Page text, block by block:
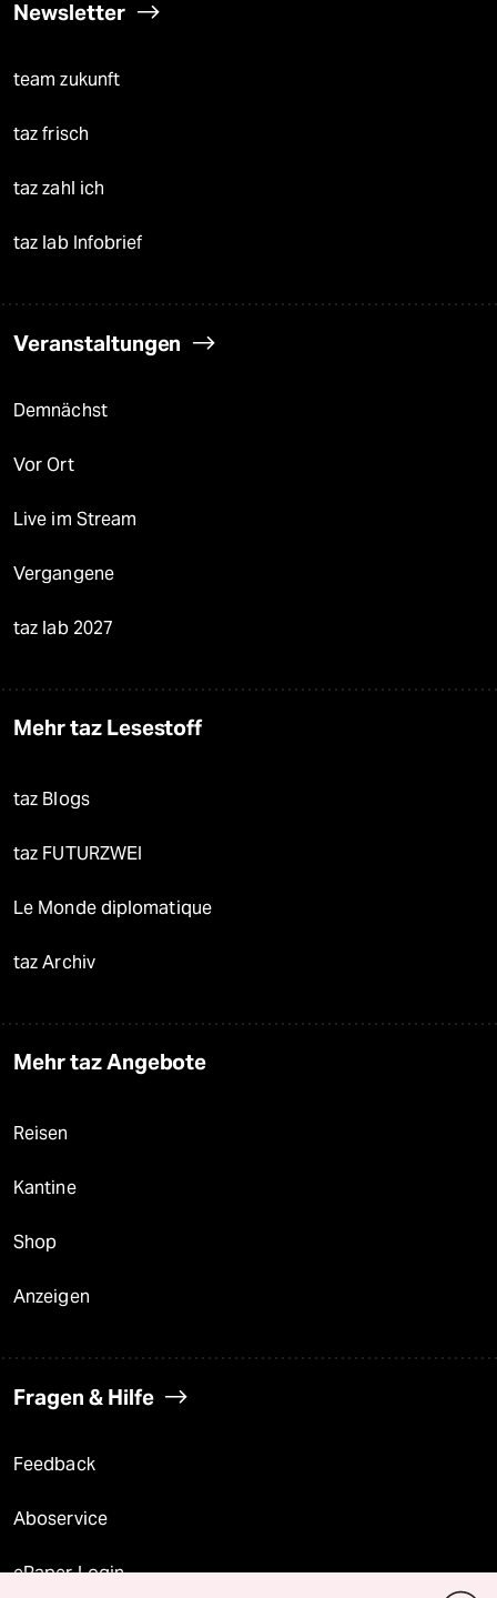
Newsletter
team zukunft
taz frisch
taz zahl ich
taz lab Infobrief
Veranstaltungen
Demnächst
Vor Ort
Live im Stream
Vergangene
taz lab 2027
Mehr taz Lesestoff
taz Blogs
taz FUTURZWEI
Le Monde diplomatique
taz Archiv
Mehr taz Angebote
Reisen
Kantine
Shop
Anzeigen
Fragen & Hilfe
Feedback
Aboservice
ePaper Login